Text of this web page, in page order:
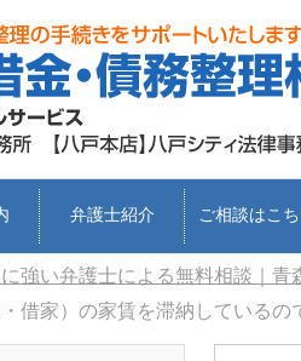
弁護士紹介 ご相談はこ
強い弁護士による無料相談｜青
借家）の家賃を滞納している